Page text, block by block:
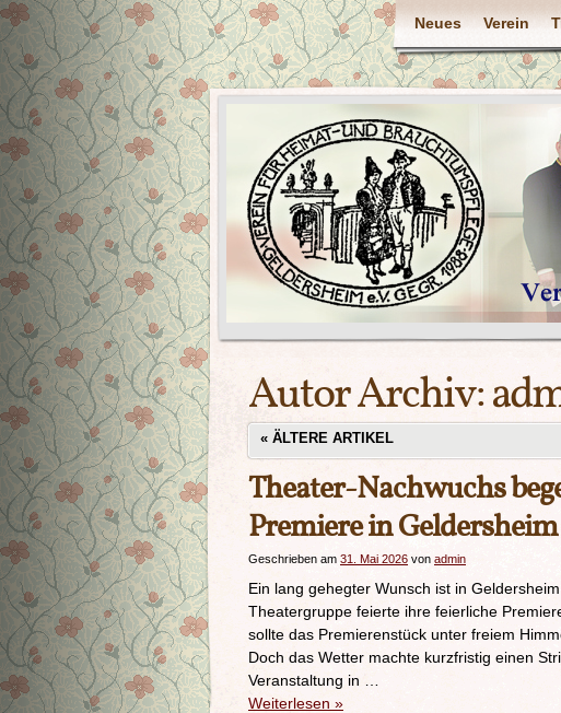
Neues Verein
Autor Archiv:
« ÄLTERE ARTIKEL
Theater-Nachwuchs
Premiere in Geldersheim
Geschrieben am 31. Mai 2026 von admin
Ein lang gehegter Wunsch ist in
Theatergruppe feierte ihre feierliche
sollte das Premierenstück unter freiem
Doch das Wetter machte kurzfristig einen
Veranstaltung in …
Weiterlesen »